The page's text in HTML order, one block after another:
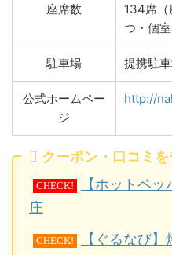
座席数
134席（
つ・個室
駐車場 提携駐
公式ホームペー
ジ
http://
クーポン・口コミ
CHECK!
【ホットペ
庄
CHECK! 【ぐるなび